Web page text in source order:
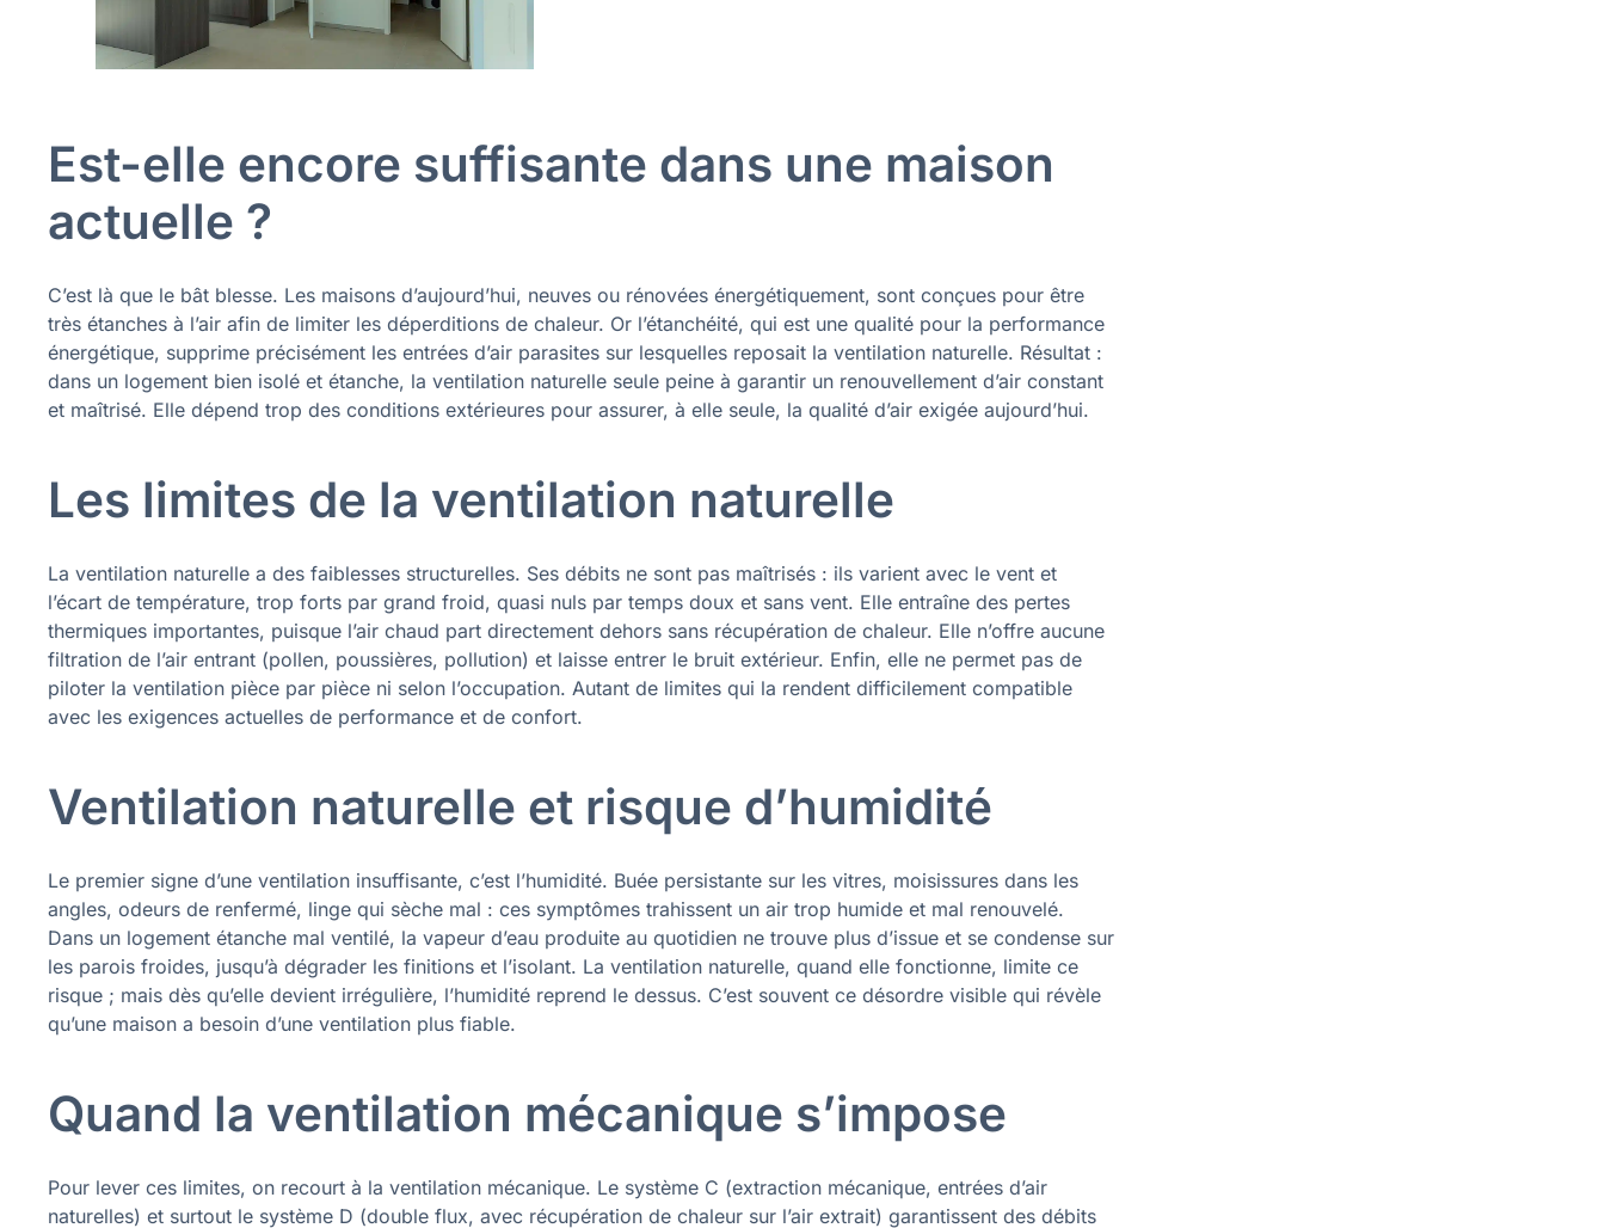
Est-elle encore suffisante dans une maison
actuelle ?
C’est là que le bât blesse. Les maisons d’aujourd’hui, neuves ou rénovées énergétiquement, sont conçues pour être
très étanches à l’air afin de limiter les déperditions de chaleur. Or l’étanchéité, qui est une qualité pour la performance
énergétique, supprime précisément les entrées d’air parasites sur lesquelles reposait la ventilation naturelle. Résultat :
dans un logement bien isolé et étanche, la ventilation naturelle seule peine à garantir un renouvellement d’air constant
et maîtrisé. Elle dépend trop des conditions extérieures pour assurer, à elle seule, la qualité d’air exigée aujourd’hui.
Les limites de la ventilation naturelle
La ventilation naturelle a des faiblesses structurelles. Ses débits ne sont pas maîtrisés : ils varient avec le vent et
l’écart de température, trop forts par grand froid, quasi nuls par temps doux et sans vent. Elle entraîne des pertes
thermiques importantes, puisque l’air chaud part directement dehors sans récupération de chaleur. Elle n’offre aucune
filtration de l’air entrant (pollen, poussières, pollution) et laisse entrer le bruit extérieur. Enfin, elle ne permet pas de
piloter la ventilation pièce par pièce ni selon l’occupation. Autant de limites qui la rendent difficilement compatible
avec les exigences actuelles de performance et de confort.
Ventilation naturelle et risque d’humidité
Le premier signe d’une ventilation insuffisante, c’est l’humidité. Buée persistante sur les vitres, moisissures dans les
angles, odeurs de renfermé, linge qui sèche mal : ces symptômes trahissent un air trop humide et mal renouvelé.
Dans un logement étanche mal ventilé, la vapeur d’eau produite au quotidien ne trouve plus d’issue et se condense sur
les parois froides, jusqu’à dégrader les finitions et l’isolant. La ventilation naturelle, quand elle fonctionne, limite ce
risque ; mais dès qu’elle devient irrégulière, l’humidité reprend le dessus. C’est souvent ce désordre visible qui révèle
qu’une maison a besoin d’une ventilation plus fiable.
Quand la ventilation mécanique s’impose
Pour lever ces limites, on recourt à la ventilation mécanique. Le système C (extraction mécanique, entrées d’air
naturelles) et surtout le système D (double flux, avec récupération de chaleur sur l’air extrait) garantissent des débits